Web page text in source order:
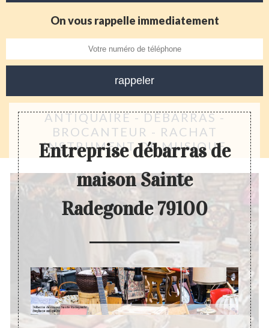
On vous rappelle immediatement
ANTIQUAIRE - DÉBARRAS -
BROCANTEUR - RACHAT
INSTRUMENT DE MUSIQUE
Entreprise débarras de
maison Sainte
Radegonde 79100